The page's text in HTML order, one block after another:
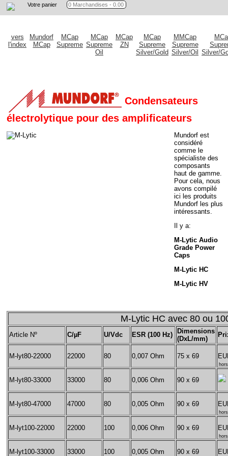
Votre panier
vers
l'index
Mundorf
MCap
MCap
Supreme
MCap
Supreme
Oil
MCap
ZN
MCap
Supreme
Silver/Gold
MMCap
Supreme
Silver/Oil
Silver/
Condensateurs
électrolytique pour des amplificateurs
Mundorf est
considéré
comme le
spécialiste des
composants
haut de gamme.
Pour cela, nous
avons compilé
ici les produits
Mundorf les plus
intéressants.
Il y a:
M-Lytic Audio
Grade Power
Caps
M-Lytic HC
M-Lytic HV
M-Lytic HC avec 80 ou
Article Nº C/µF U/Vdc ESR (100 Hz)
Dimensions
(DxL/mm)
M-lyt80-22000 22000 80 0,007 Ohm 75 x 69
M-lyt80-33000 33000 80 0,006 Ohm 90 x 69
M-lyt80-47000 47000 80 0,005 Ohm 90 x 69
M-lyt100-22000 22000 100 0,006 Ohm 90 x 69
M-lyt100-33000 33000 100 0,005 Ohm 90 x 69